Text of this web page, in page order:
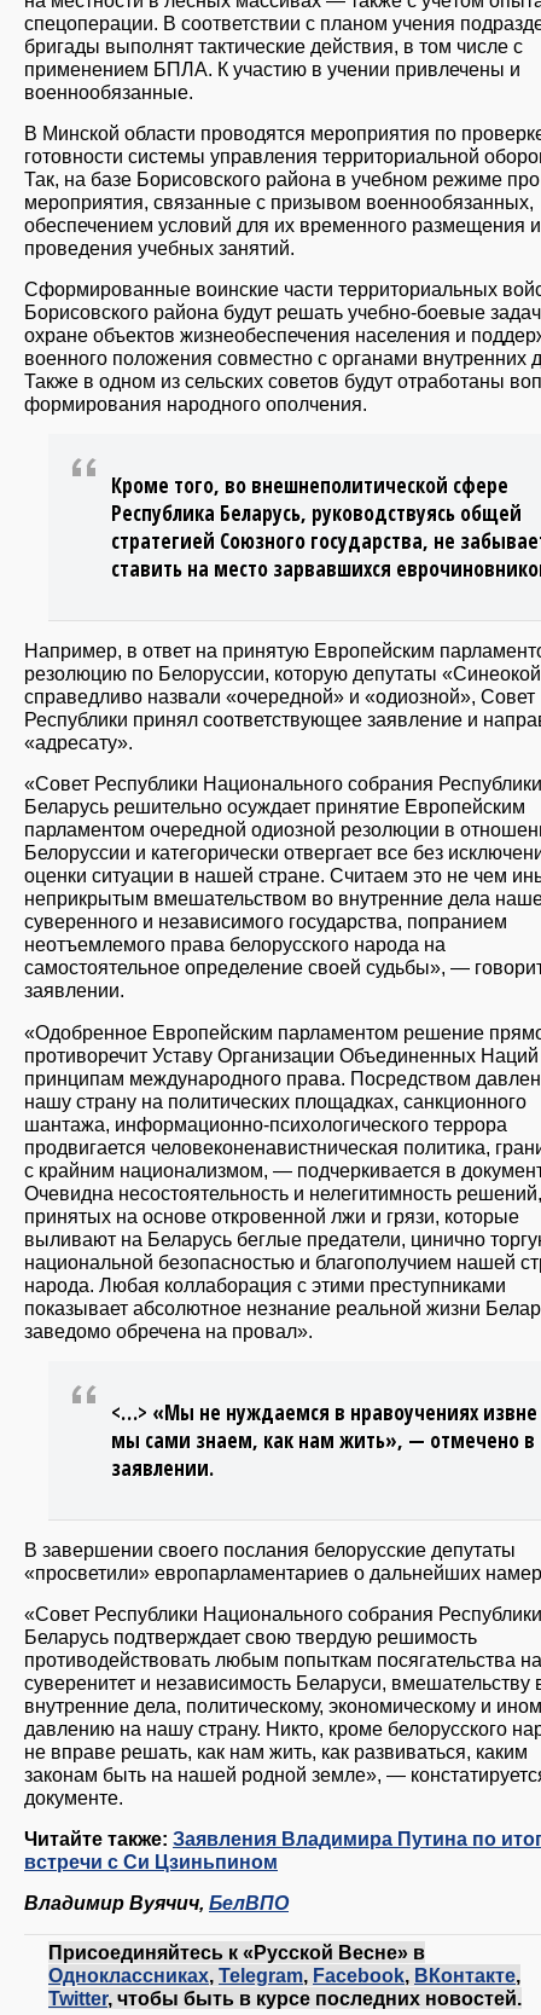
спецоперации. В соответствии с планом учения
бригады выполнят тактические действия, в том числе с
применением БПЛА. К участию в учении привлечены и
военнообязанные.
В Минской области проводятся мероприятия по
готовности системы управления территориальной
Так, на базе Борисовского района в учебном режиме
мероприятия, связанные с призывом военнообязанных,
обеспечением условий для их временного размещения и
проведения учебных занятий.
Сформированные воинские части территориальных
Борисовского района будут решать учебно-боевые
охране объектов жизнеобеспечения населения и
военного положения совместно с органами внутренних
Также в одном из сельских советов будут отработаны
формирования народного ополчения.
Кроме того, во внешнеполитической сфере
Республика Беларусь, руководствуясь общей
стратегией Союзного государства, не
ставить на место зарвавшихся
Например, в ответ на принятую Европейским
резолюцию по Белоруссии, которую депутаты
справедливо назвали «очередной» и «одиозной», Совет
Республики принял соответствующее заявление и
«адресату».
«Совет Республики Национального собрания Республики
Беларусь решительно осуждает принятие Европейским
парламентом очередной одиозной резолюции в
Белоруссии и категорически отвергает все без
оценки ситуации в нашей стране. Считаем это не чем
неприкрытым вмешательством во внутренние дела
суверенного и независимого государства, попранием
неотъемлемого права белорусского народа на
самостоятельное определение своей судьбы», —
заявлении.
«Одобренное Европейским парламентом решение
противоречит Уставу Организации Объединенных
принципам международного права. Посредством
нашу страну на политических площадках, санкционного
шантажа, информационно-психологического террора
продвигается человеконенавистническая политика,
с крайним национализмом, — подчеркивается в
Очевидна несостоятельность и нелегитимность решений,
принятых на основе откровенной лжи и грязи, которые
выливают на Беларусь беглые предатели, цинично
национальной безопасностью и благополучием нашей
народа. Любая коллаборация с этими преступниками
показывает абсолютное незнание реальной жизни
заведомо обречена на провал».
<…> «Мы не нуждаемся в нравоучениях
мы сами знаем, как нам жить», — отмечено в
заявлении.
В завершении своего послания белорусские депутаты
«просветили» европарламентариев о дальнейших
«Совет Республики Национального собрания Республики
Беларусь подтверждает свою твердую решимость
противодействовать любым попыткам посягательства на
суверенитет и независимость Беларуси, вмешательству
внутренние дела, политическому, экономическому и
давлению на нашу страну. Никто, кроме белорусского
не вправе решать, как нам жить, как развиваться, каким
законам быть на нашей родной земле», —
документе.
Читайте также: Заявления Владимира Путина по
встречи с Си Цзиньпином
Владимир Вуячич, БелВПО
Присоединяйтесь к «Русской Весне» в
Одноклассниках Telegram Facebook ВКонтакте
Twitter, чтобы быть в курсе последних новостей.